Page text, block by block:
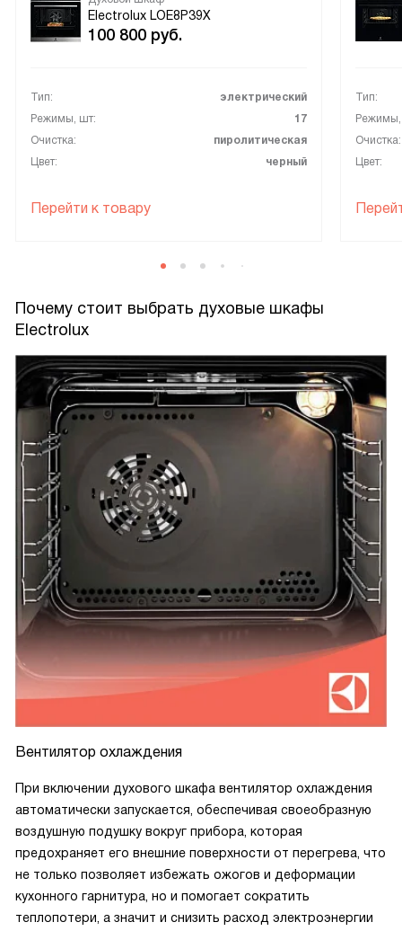
Electrolux LOE8P39X
100 800 руб.
Тип:
электрический
Режимы, шт:
17
Очистка:
пиролитическая
Цвет:
черный
Перейти к товару
Тип:
Очистка:
Цвет:
Почему стоит выбрать духовые шкафы
Electrolux
Вентилятор охлаждения
При включении духового шкафа вентилятор охлаждения
автоматически запускается, обеспечивая своеобразную
воздушную подушку вокруг прибора, которая
предохраняет его внешние поверхности от перегрева, что
не только позволяет избежать ожогов и деформации
кухонного гарнитура, но и помогает сократить
теплопотери, а значит и снизить расход электроэнергии